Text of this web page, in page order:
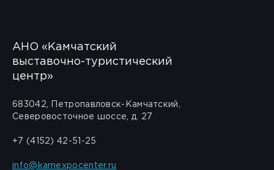
АНО «Камчатский
выставочно-туристический
центр»
683042, Петропавловск-Камчатский,
Северовосточное шоссе, д. 27
+7 (4152) 42-51-25
info@kamexpocenter.ru